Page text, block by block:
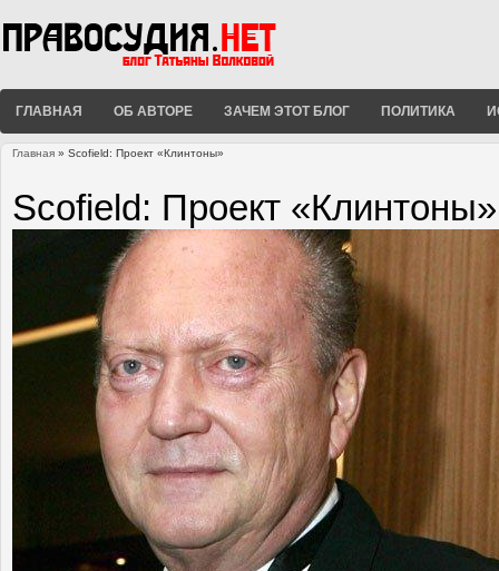
ГЛАВНАЯ ОБ АВТОРЕ ЗАЧЕМ ЭТОТ БЛОГ ПОЛИТИКА
Главная » Scofield: Проект «Клинтоны»
Scofield: Проект «Клинтоны»